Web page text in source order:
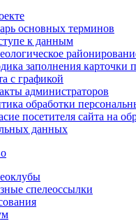
основных терминов
к данным
заполнения карточки
с графикой
администраторов
обработки
посетителя сайта на
данных
спелеоссылки